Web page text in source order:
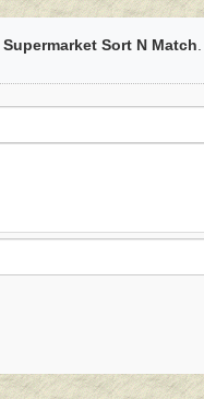
Supermarket Sort N Match